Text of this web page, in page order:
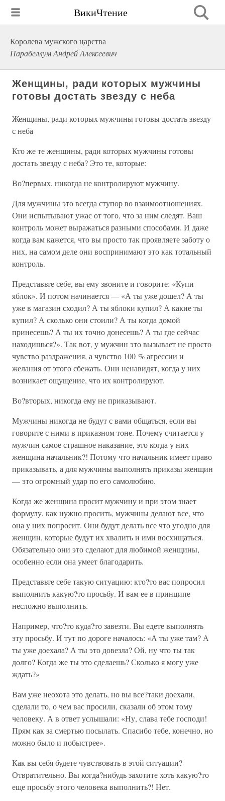
ВикиЧтение
Королева мужского царства
Парабеллум Андрей Алексеевич
Женщины, ради которых мужчины
готовы достать звезду с неба
Женщины, ради которых мужчины готовы достать звезду
с неба
Кто же те женщины, ради которых мужчины готовы
достать звезду с неба? Это те, которые:
Во?первых, никогда не контролируют мужчину.
Для мужчины это всегда ступор во взаимоотношениях.
Они испытывают ужас от того, что за ним следят. Ваш
контроль может выражаться разными способами. И даже
когда вам кажется, что вы просто так проявляете заботу о
них, на самом деле они воспринимают это как тотальный
контроль.
Представьте себе, вы ему звоните и говорите: «Купи
яблок». И потом начинается — «А ты уже дошел? А ты
уже в магазин сходил? А ты яблоки купил? А какие ты
купил? А сколько они стоили? А ты когда домой
принесешь? А ты их точно донесешь? А ты где сейчас
находишься?». Так вот, у мужчин это вызывает не просто
чувство раздражения, а чувство 100 % агрессии и
желания от этого сбежать. Они ненавидят, когда у них
возникает ощущение, что их контролируют.
Во?вторых, никогда ему не приказывают.
Мужчины никогда не будут с вами общаться, если вы
говорите с ними в приказном тоне. Почему считается у
мужчин самое страшное наказание, это когда у них
женщина начальник?! Потому что начальник имеет право
приказывать, а для мужчины выполнять приказы женщин
— это огромный удар по его самолюбию.
Когда же женщина просит мужчину и при этом знает
формулу, как нужно просить, мужчины делают все, что
она у них попросит. Они будут делать все что угодно для
женщин, которые будут их хвалить и ими восхищаться.
Обязательно они это сделают для любимой женщины,
особенно если она умеет благодарить.
Представьте себе такую ситуацию: кто?то вас попросил
выполнить какую?то просьбу. И вам ее в принципе
несложно выполнить.
Например, что?то куда?то завезти. Вы едете выполнять
эту просьбу. И тут по дороге началось: «А ты уже там? А
ты уже доехала? А ты это довезла? Ой, ну что ты так
долго? Когда же ты это сделаешь? Сколько я могу уже
ждать?»
Вам уже неохота это делать, но вы все?таки доехали,
сделали то, о чем вас просили, сказали об этом тому
человеку. А в ответ услышали: «Ну, слава тебе господи!
Прям как за смертью посылать. Спасибо тебе, конечно, но
можно было и побыстрее».
Как вы себя будете чувствовать в этой ситуации?
Отвратительно. Вы когда?нибудь захотите хоть какую?то
еще просьбу этого человека выполнить?! Нет.